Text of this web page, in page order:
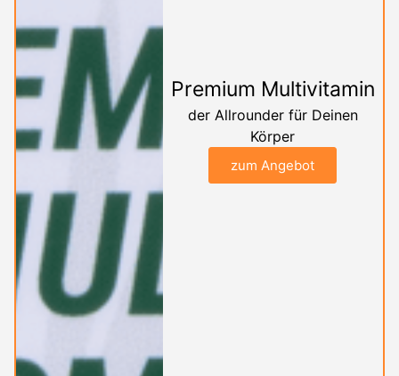
Premium Multivitamin
der Allrounder für Deinen
Körper
zum Angebot